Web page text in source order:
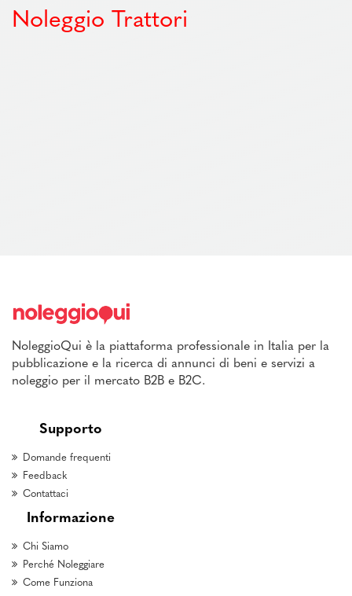
Noleggio Trattori
NoleggioQui è la piattaforma professionale in Italia per la
pubblicazione e la ricerca di annunci di beni e servizi a
noleggio per il mercato B2B e B2C.
Supporto
Domande frequenti
Feedback
Contattaci
Informazione
Chi Siamo
Perché Noleggiare
Come Funziona